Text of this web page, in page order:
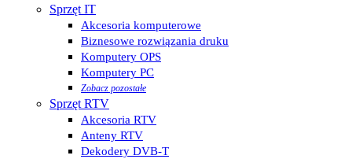
Sprzęt IT
Akcesoria komputerowe
Biznesowe rozwiązania druku
Komputery OPS
Komputery PC
Zobacz pozostałe
Sprzęt RTV
Akcesoria RTV
Anteny RTV
Dekodery DVB-T